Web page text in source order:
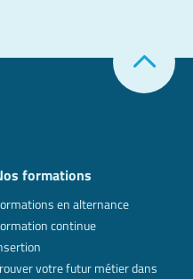
formations
en alternance
continue
votre futur métier dans